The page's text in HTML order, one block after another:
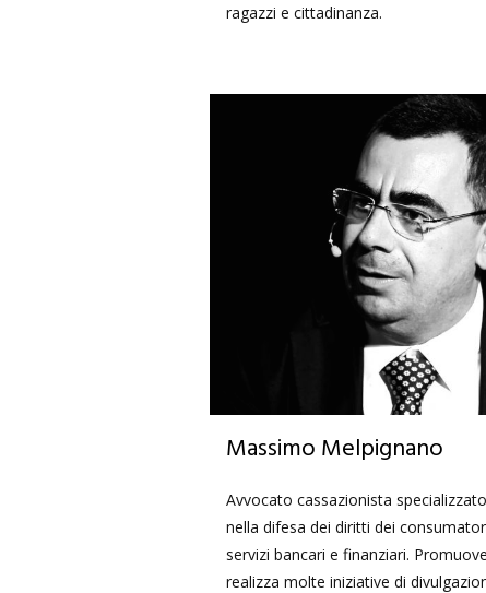
ragazzi e cittadinanza.
Massimo Melpignano
Avvocato cassazionista specializzato
nella difesa dei diritti dei
servizi bancari e finanziari.
realizza molte iniziative di